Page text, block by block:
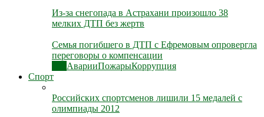
Из-за снегопада в Астрахани произошло 38
мелких ДТП без жертв
Семья погибшего в ДТП с Ефремовым опровергла
переговоры о компенсации
АварииПожарыКоррупция
Спорт
Российских спортсменов лишили 15 медалей с
олимпиады 2012